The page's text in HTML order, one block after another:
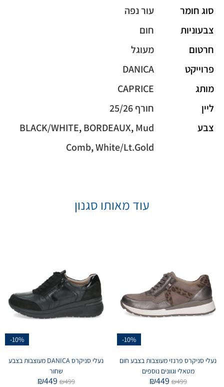
סוג חומר
עור נפה
צבעוניות
חום
חרטום
מעוגל
פרוייקט
DANICA
מותג
CAPRICE
ליין
חורף 25/26
צבע
BLACK/WHITE,BORDEAUX,Mud
Comb,White/Lt.Gold
עוד מאותו סגנון
-10%
נעלי סניקרס פרנזי מעוצבות בצבע חום
מטאלי וגוונים נוספים
₪499
₪449
-10%
נעלי סניקרס DANICA מעוצבות בצבע
שחור
₪499
₪449